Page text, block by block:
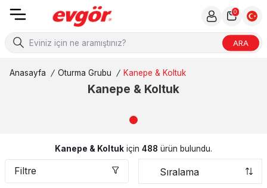
ARA
0
Anasayfa / Oturma Grubu / Kanepe & Koltuk
Kanepe & Koltuk
Filtre
Kanepe & Koltuk için 488 ürün bulundu.